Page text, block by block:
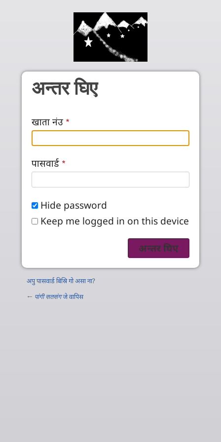
अन्तर घिए
खाता नंउ
पासवार्ड
Hide password
Keep me logged in on this device
अपु पासवार्ड बिस्रि गो असा ना?
← पांगी सतसंगजे वापिस